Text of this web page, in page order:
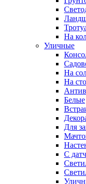
На
Уличные
На
На
Белые
Для
С